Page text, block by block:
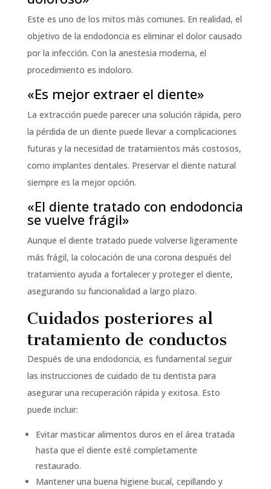
Este es uno de los mitos más comunes. En realidad, el
objetivo de la endodoncia es eliminar el dolor causado
por la infección. Con la anestesia moderna, el
procedimiento es indoloro.
«Es mejor extraer el diente»
La extracción puede parecer una solución rápida, pero
la pérdida de un diente puede llevar a complicaciones
futuras y la necesidad de tratamientos más costosos,
como implantes dentales. Preservar el diente natural
siempre es la mejor opción.
«El diente tratado con endodoncia
se vuelve frágil»
Aunque el diente tratado puede volverse ligeramente
más frágil, la colocación de una corona después del
tratamiento ayuda a fortalecer y proteger el diente,
asegurando su funcionalidad a largo plazo.
Cuidados posteriores al
tratamiento de conductos
Después de una endodoncia, es fundamental seguir
las instrucciones de cuidado de tu dentista para
asegurar una recuperación rápida y exitosa. Esto
puede incluir:
Evitar masticar alimentos duros en el área tratada
hasta que el diente esté completamente
restaurado.
Mantener una buena higiene bucal, cepillando y